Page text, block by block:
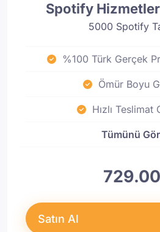
Spotify
5000 Spotify
%100 Türk Gerçek
Ömür Boyu
Hızlı Teslimat
Tümünü Gör
Satın Al